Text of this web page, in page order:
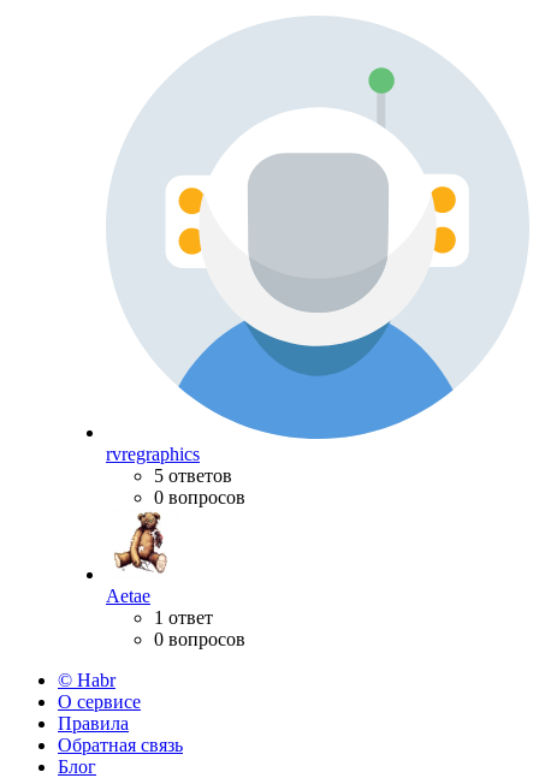
rvregraphics
5 ответов
0 вопросов
Aetae
1 ответ
0 вопросов
© Habr
О сервисе
Правила
Обратная связь
Блог